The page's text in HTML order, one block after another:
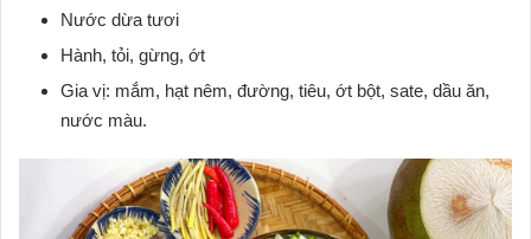
Nước dừa tươi
Hành, tỏi, gừng, ớt
Gia vị: mắm, hạt nêm, đường, tiêu, ớt bột, sate, dầu ăn,
nước màu.